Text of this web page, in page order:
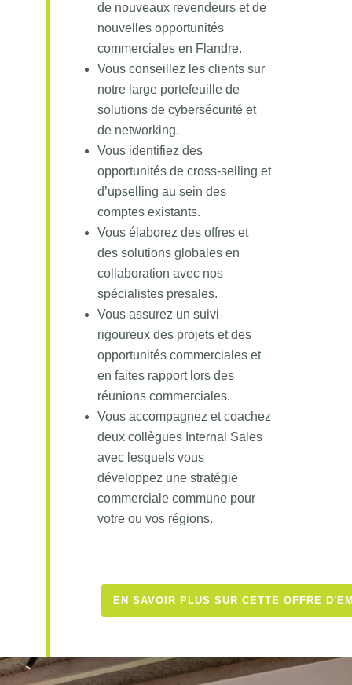
de nouveaux revendeurs et de
nouvelles opportunités
commerciales en Flandre.
Vous conseillez les clients sur
notre large portefeuille de
solutions de cybersécurité et
de networking.
Vous identifiez des
opportunités de cross-selling et
d’upselling au sein des
comptes existants.
Vous élaborez des offres et
des solutions globales en
collaboration avec nos
spécialistes presales.
Vous assurez un suivi
rigoureux des projets et des
opportunités commerciales et
en faites rapport lors des
réunions commerciales.
Vous accompagnez et coachez
deux collègues Internal Sales
avec lesquels vous
développez une stratégie
commerciale commune pour
votre ou vos régions.
EN SAVOIR PLUS SUR CETTE OFFRE